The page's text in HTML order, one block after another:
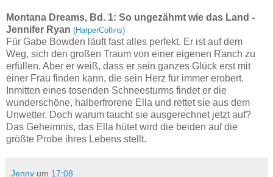
Montana Dreams, Bd. 1: So ungezähmt wie das Land -
Jennifer Ryan (HarperCollins)
Für Gabe Bowden läuft fast alles perfekt. Er ist auf dem
Weg, sich den großen Traum von einer eigenen Ranch zu
erfüllen. Aber er weiß, dass er sein ganzes Glück erst mit
einer Frau finden kann, die sein Herz für immer erobert.
Inmitten eines tosenden Schneesturms findet er die
wunderschöne, halberfrorene Ella und rettet sie aus dem
Unwetter. Doch warum taucht sie ausgerechnet jetzt auf?
Das Geheimnis, das Ella hütet wird die beiden auf die
größte Probe ihres Lebens stellt.
Jenny um 17:08